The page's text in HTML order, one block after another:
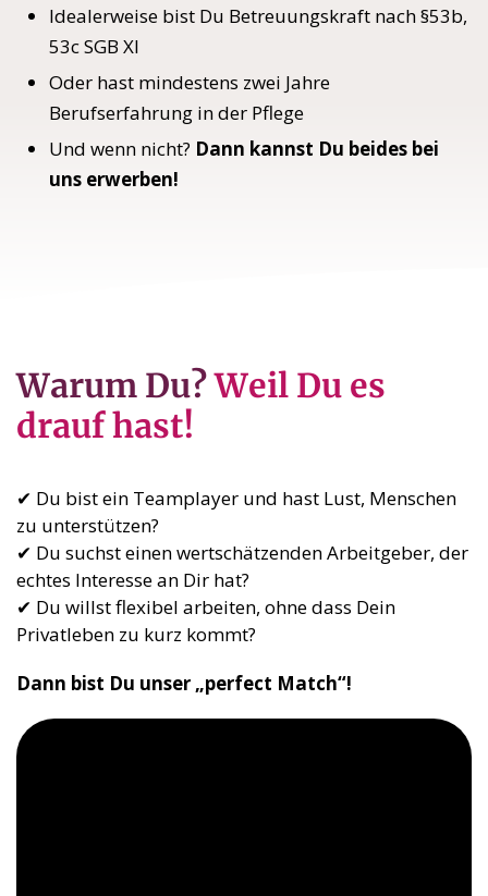
Idealerweise bist Du Betreuungskraft nach §53b,
53c SGB XI
Oder hast mindestens zwei Jahre
Berufserfahrung in der Pflege
Und wenn nicht? Dann kannst Du beides bei
uns erwerben!
Warum Du?Weil Du es
drauf hast!
✔ Du bist ein Teamplayer und hast Lust, Menschen
zu unterstützen?
✔ Du suchst einen wertschätzenden Arbeitgeber, der
echtes Interesse an Dir hat?
✔ Du willst flexibel arbeiten, ohne dass Dein
Privatleben zu kurz kommt?
Dann bist Du unser „perfect Match“!